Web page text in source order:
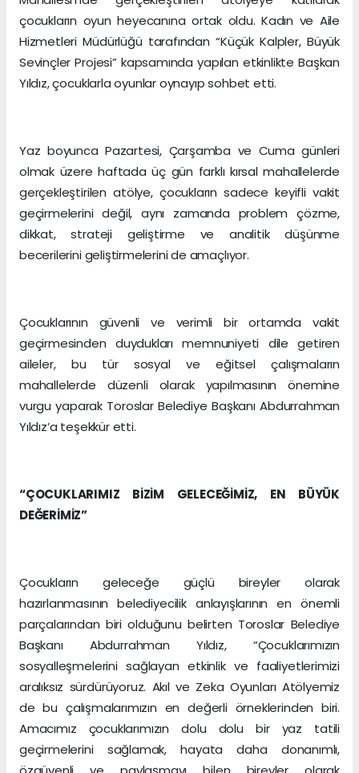
çocukların oyun heyecanına ortak oldu. Kadın ve Aile
Hizmetleri Müdürlüğü tarafından “Küçük Kalpler, Büyük
Sevinçler Projesi” kapsamında yapılan etkinlikte Başkan
Yıldız, çocuklarla oyunlar oynayıp sohbet etti.
Yaz boyunca Pazartesi, Çarşamba ve Cuma günleri
olmak üzere haftada üç gün farklı kırsal mahallelerde
gerçekleştirilen atölye, çocukların sadece keyifli vakit
geçirmelerini değil, aynı zamanda problem çözme,
dikkat, strateji geliştirme ve analitik düşünme
becerilerini geliştirmelerini de amaçlıyor.
Çocuklarının güvenli ve verimli bir ortamda vakit
geçirmesinden duydukları memnuniyeti dile getiren
aileler, bu tür sosyal ve eğitsel çalışmaların
mahallelerde düzenli olarak yapılmasının önemine
vurgu yaparak Toroslar Belediye Başkanı Abdurrahman
Yıldız’a teşekkür etti.
“ÇOCUKLARIMIZ BİZİM GELECEĞİMİZ, EN BÜYÜK
DEĞERİMİZ”
Çocukların geleceğe güçlü bireyler olarak
hazırlanmasının belediyecilik anlayışlarının en önemli
parçalarından biri olduğunu belirten Toroslar Belediye
Başkanı Abdurrahman Yıldız, “Çocuklarımızın
sosyalleşmelerini sağlayan etkinlik ve faaliyetlerimizi
aralıksız sürdürüyoruz. Akıl ve Zeka Oyunları Atölyemiz
de bu çalışmalarımızın en değerli örneklerinden biri.
Amacımız çocuklarımızın dolu dolu bir yaz tatili
geçirmelerini sağlamak, hayata daha donanımlı,